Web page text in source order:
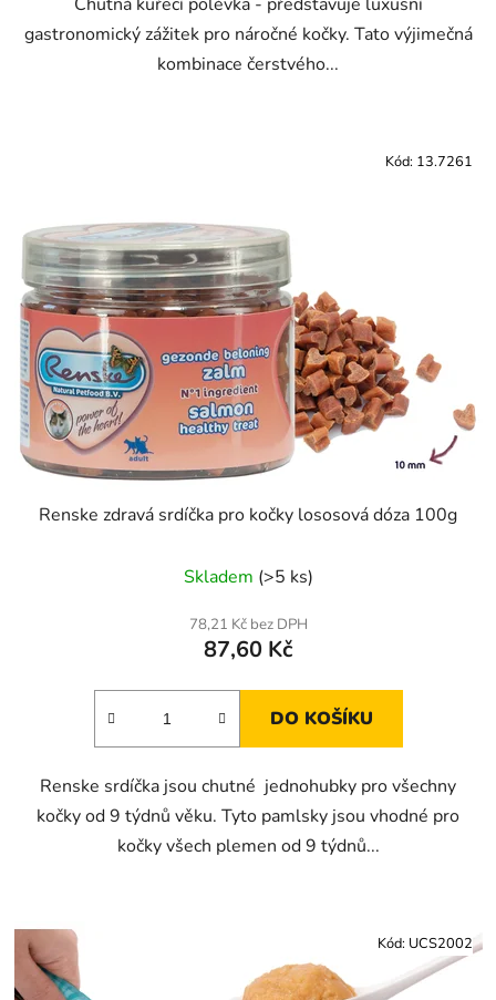
gastronomický zážitek pro náročné kočky. Tato výjimečná
kombinace čerstvého...
Renske zdravá srdíčka pro kočky lososová dóza 100g
Skladem (>5 ks)
78,21 Kč bez DPH
87,60 Kč
DO KOŠÍKU
Renske srdíčka jsou chutné jednohubky pro všechny
kočky od 9 týdnů věku. Tyto pamlsky jsou vhodné pro
kočky všech plemen od 9 týdnů...
Kód: 13.7261
Kód: UCS2002